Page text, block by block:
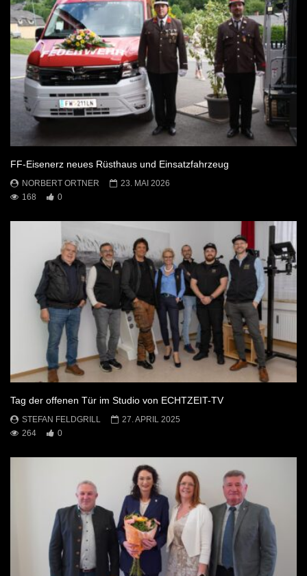
FF-Eisenerz neues Rüsthaus und Einsatzfahrzeug
NORBERT ORTNER
23. MAI 2026
168
0
Tag der offenen Tür im Studio von ECHTZEIT-TV
STEFAN FELDGRILL
27. APRIL 2025
264
0